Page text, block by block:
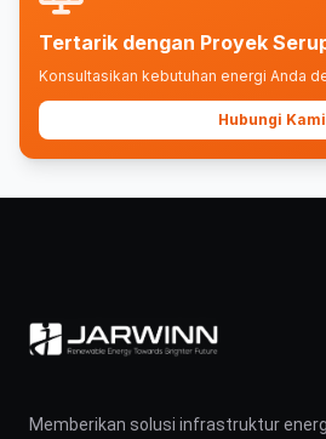
Tertarik dengan Proyek
Konsultasikan kebutuhan energi Anda
Hubungi Kami
Memberikan solusi infrastruktur